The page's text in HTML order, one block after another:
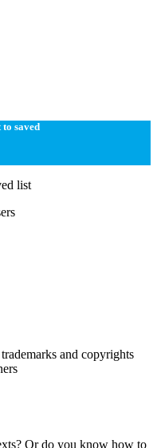
saved
list
and copyrights
Or do you know how to